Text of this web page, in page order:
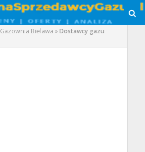
Gazownia Bielawa »Dostawcy gazu